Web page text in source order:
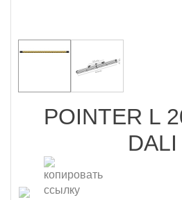
POINTER L
DALI